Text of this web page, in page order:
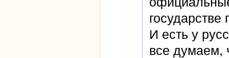
И есть у
все думаем,